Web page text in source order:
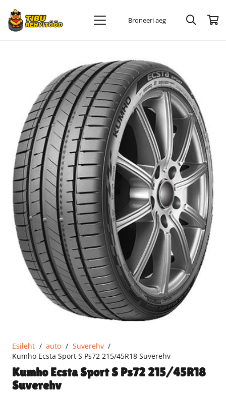
Broneeri aeg
Esileht / auto / Suverehv /
Kumho Ecsta Sport S Ps72 215/45R18 Suverehv
Kumho Ecsta Sport S Ps72 215/45R18
Suverehv